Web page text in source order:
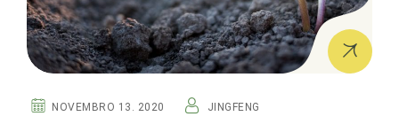
NOVEMBRO 13. 2020 JINGFENG